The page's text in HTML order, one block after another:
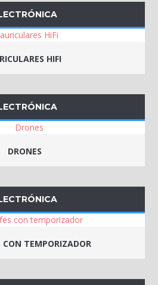
HIFI
DRONES
CON TEMPORIZADOR